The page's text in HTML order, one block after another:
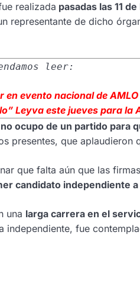
realizada pasadas las 11
representante de dicho
leer:
en evento nacional de AMLO
Leyva este jueves para la
ocupo de un partido para
presentes, que aplaudieron
que falta aún que las
candidato independiente a
una larga carrera en el
independiente, fue